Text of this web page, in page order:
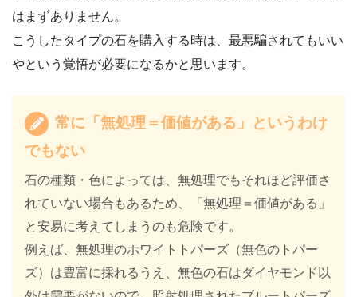
はまずありません。
こうしたタイプの石を購入する時は、最悪騙されてもいい
やという覚悟が必要になるかと思います。
常に「無処理＝価値がある」というわけ
でもない
石の種類・色によっては、無処理でもそれほど評価さ
れていない場合もあるため、「無処理＝価値がある」
と安易に考えてしまうのも危険です。
例えば、無処理のホワイトトパーズ（無色のトパー
ズ）は豊富に採れるうえ、無色の石はダイヤモンド以